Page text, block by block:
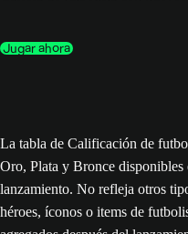
Jugar ahora
La tabla de Calificación de
Oro, Plata y Bronce disponibles
lanzamiento. No refleja otros
héroes, íconos o items de